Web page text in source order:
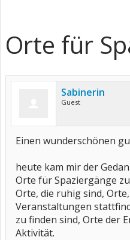
Orte für
Sabinerin
Guest
Einen wunderschönen
heute kam mir der
Orte für Spaziergänge
Orte, die ruhig sind,
Veranstaltungen
zu finden sind, Orte der
Aktivität.